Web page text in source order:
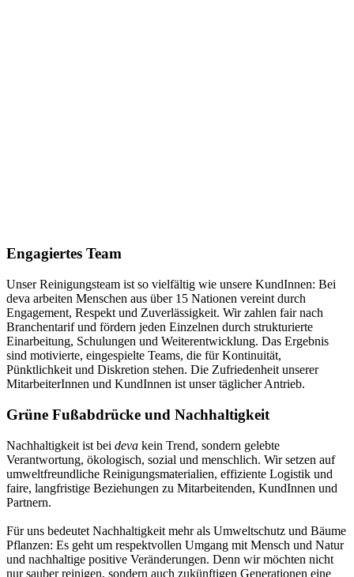
Engagiertes Team
Unser Reinigungsteam ist so vielfältig wie unsere KundInnen: Bei
deva arbeiten Menschen aus über 15 Nationen vereint durch
Engagement, Respekt und Zuverlässigkeit. Wir zahlen fair nach
Branchentarif und fördern jeden Einzelnen durch strukturierte
Einarbeitung, Schulungen und Weiterentwicklung. Das Ergebnis
sind motivierte, eingespielte Teams, die für Kontinuität,
Pünktlichkeit und Diskretion stehen. Die Zufriedenheit unserer
MitarbeiterInnen und KundInnen ist unser täglicher Antrieb.
Grüne Fußabdrücke und Nachhaltigkeit
Nachhaltigkeit ist bei deva kein Trend, sondern gelebte
Verantwortung, ökologisch, sozial und menschlich. Wir setzen auf
umweltfreundliche Reinigungsmaterialien, effiziente Logistik und
faire, langfristige Beziehungen zu Mitarbeitenden, KundInnen und
Partnern.
Für uns bedeutet Nachhaltigkeit mehr als Umweltschutz und Bäume
Pflanzen: Es geht um respektvollen Umgang mit Mensch und Natur
und nachhaltige positive Veränderungen. Denn wir möchten nicht
nur sauber reinigen, sondern auch zukünftigen Generationen eine